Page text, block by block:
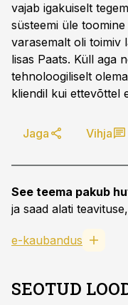
vajab igakuiselt
süsteemi üle
varasemalt oli toimiv
lisas Paats. Küll aga
tehnoloogiliselt
kliendil kui ettevõttel
Jaga Vihja
See teema pakub
ja saad alati
e-kaubandus
SEOTUD